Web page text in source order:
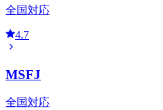
全国対応
4.7
MSFJ
全国対応